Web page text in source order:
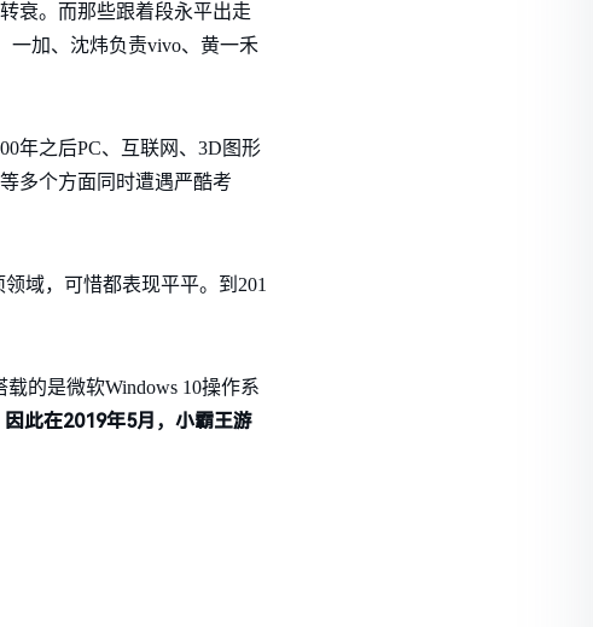
衰。而那些跟着段永平出走
一加、沈炜负责vivo、黄一禾
年之后PC、互联网、3D图形
多个方面同时遭遇严酷考
域，可惜都表现平平。到201
的是微软Windows 10操作系
此在2019年5月，小霸王游